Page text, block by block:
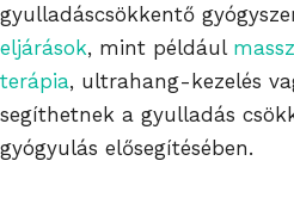
gyulladáscsökkentő
eljárások, mint például
terápia, ultrahang-kezelés
segíthetnek a gyulladás
gyógyulás elősegítésében.